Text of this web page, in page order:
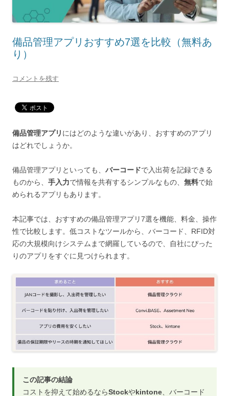
備品管理アプリおすすめ7選を比較（無料あ
り）
コメントを残す
備品管理アプリ にはどのような違いがあり、おすすめのアプリ
はどれでしょうか。
備品管理アプリといっても、 バーコードで入出荷を記録できる
ものから、 手入力で情報を共有するシンプルなもの、 無料で始
められるアプリもあります。
本記事では、おすすめの備品管理アプリ7選を機能、料金、操作
性で比較します。低コストなツールから、バーコード、RFID対
応の大規模向けシステムまで網羅しているので、自社にぴった
りのアプリをすぐに見つけられます。
この記事の結論
コストを抑えて始めるならStockやkintone 、バーコード